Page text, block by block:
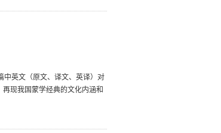
中英文（原文、译文、英译）对
现我国蒙学经典的文化内涵和